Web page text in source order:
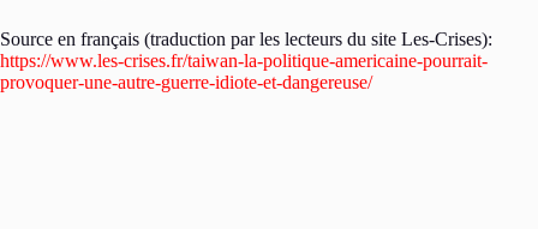
Source en français (traduction par les lecteurs du site Les-Crises):
https://www.les-crises.fr/taiwan-la-politique-americaine-pourrait-
provoquer-une-autre-guerre-idiote-et-dangereuse/